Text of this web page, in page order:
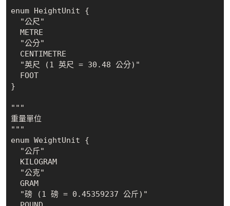
enum HeightUnit {
}
"""
重量單位
"""
enum WeightUnit {